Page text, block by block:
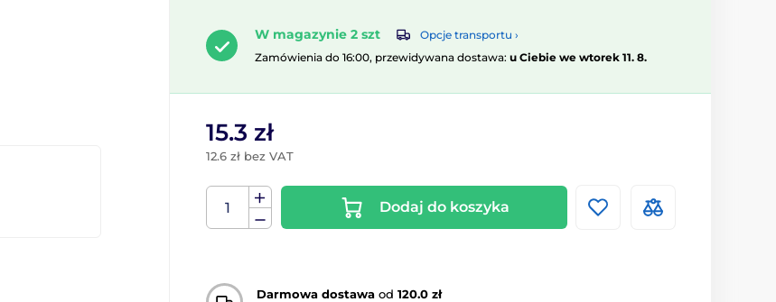
W magazynie 2 szt
Opcje transportu ›
Zamówienia do 16:00, przewidywana dostawa: u Ciebie we wtorek 11. 8.
15.3 zł
12.6 zł bez VAT
Dodaj do koszyka
Darmowa dostawa od 120.0 zł